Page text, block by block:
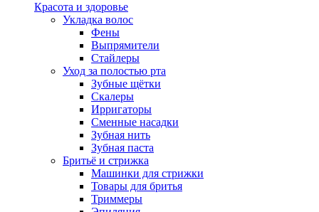
Красота и здоровье
Укладка волос
Фены
Выпрямители
Стайлеры
Уход за полостью рта
Зубные щётки
Скалеры
Ирригаторы
Сменные насадки
Зубная нить
Зубная паста
Бритьё и стрижка
Машинки для стрижки
Товары для бритья
Триммеры